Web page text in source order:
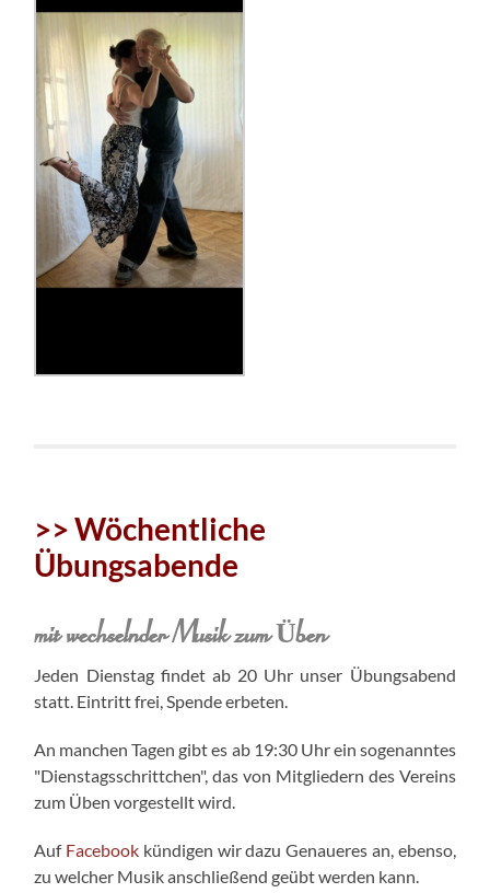
>> Wöchentliche
Übungsabende
mit wechselnder Musik zum Üben
Jeden Dienstag findet ab 20 Uhr unser Übungsabend
statt. Eintritt frei, Spende erbeten.
An manchen Tagen gibt es ab 19:30 Uhr ein sogenanntes
"Dienstagsschrittchen", das von Mitgliedern des Vereins
zum Üben vorgestellt wird.
Auf Facebook kündigen wir dazu Genaueres an, ebenso,
zu welcher Musik anschließend geübt werden kann.